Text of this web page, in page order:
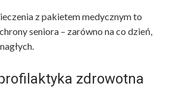
z pakietem medycznym to
seniora – zarówno na co dzień,
zdrowotna